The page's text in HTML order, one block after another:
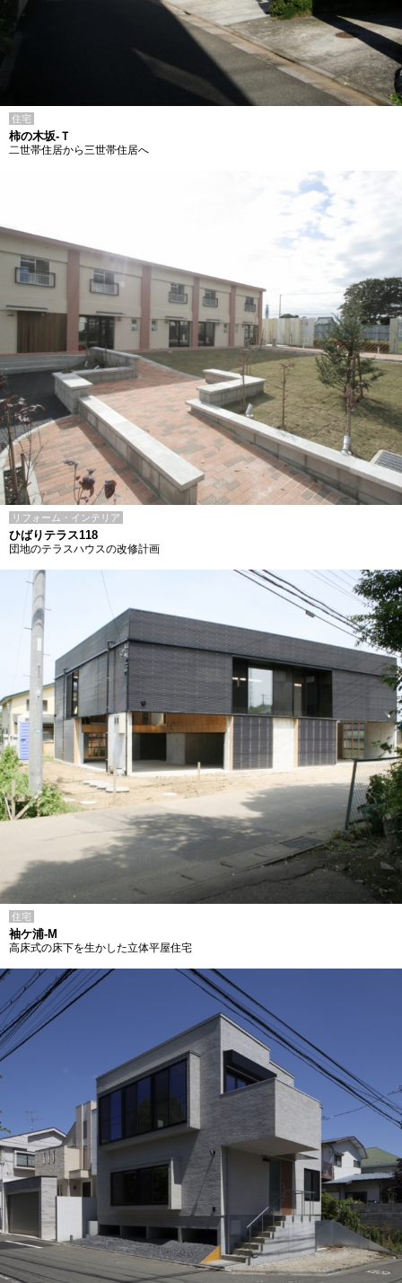
住宅
柿の木坂-Ｔ
二世帯住居から三世帯住居へ
リフォーム・インテリア
ひばりテラス118
団地のテラスハウスの改修計画
住宅
袖ケ浦-M
高床式の床下を生かした立体平屋住宅